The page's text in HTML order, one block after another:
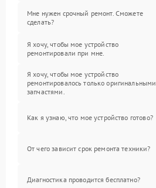
Мне нужен срочный ремонт. Сможете
сделать?
Я хочу, чтобы мое устройство
ремонтировали при мне.
Я хочу, чтобы мое устройство
ремонтировалось только оригинальными
запчастями.
Как я узнаю, что мое устройство готово?
От чего зависит срок ремонта техники?
Диагностика проводится бесплатно?